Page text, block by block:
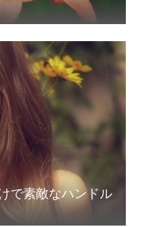
で素敵なハンドル